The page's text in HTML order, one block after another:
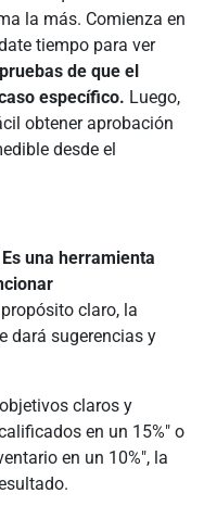
la más. Comienza en
tiempo para ver
de que el
específico. Luego,
obtener aprobación
desde el
Es una herramienta
claro, la
dará sugerencias y
claros y
en un 15%" o
en un 10%", la